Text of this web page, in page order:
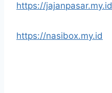
https://jajanpasar.my.id
https://nasibox.my.id